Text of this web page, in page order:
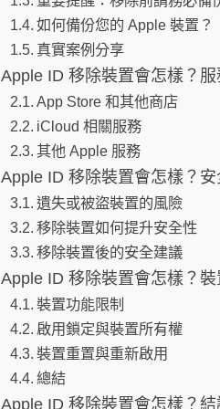
如何備份您的 Apple 裝置？
真實案例分享
Apple ID 移除裝置會怎樣？
App Store 和其他商店
iCloud 相關服務
其他 Apple 服務
Apple ID 移除裝置會怎樣？
遺失或被盜裝置的風險
移除裝置如何提升安全性
移除裝置後的安全建議
Apple ID 移除裝置會怎樣？
裝置功能限制
啟用鎖定與裝置所有權
裝置重置與重新啟用
總結
Apple ID 移除裝置會怎樣？結